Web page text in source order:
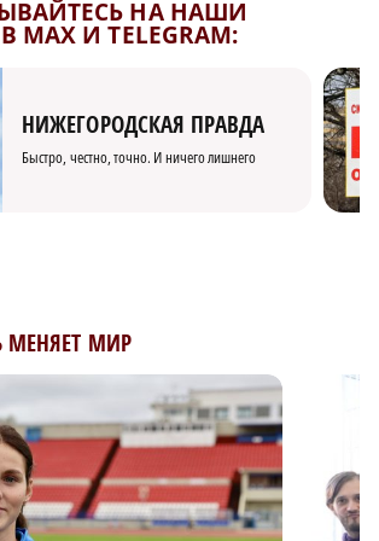
НА НАШИ
И TELEGRAM:
НИЖЕГОРОДСКАЯ ПРАВДА
Быстро, честно, точно. И ничего лишнего
МИР